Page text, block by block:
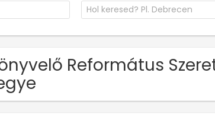
Református